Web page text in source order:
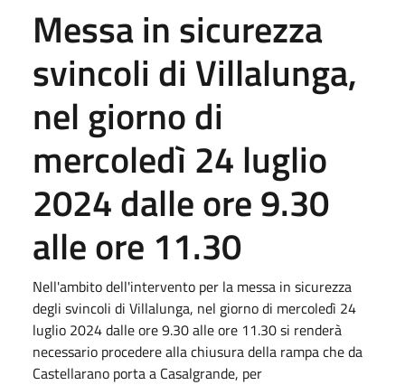
Messa in sicurezza
svincoli di Villalunga,
nel giorno di
mercoledì 24 luglio
2024 dalle ore 9.30
alle ore 11.30
Nell'ambito dell'intervento per la messa in sicurezza
degli svincoli di Villalunga, nel giorno di mercoledì 24
luglio 2024 dalle ore 9.30 alle ore 11.30 si renderà
necessario procedere alla chiusura della rampa che da
Castellarano porta a Casalgrande, per